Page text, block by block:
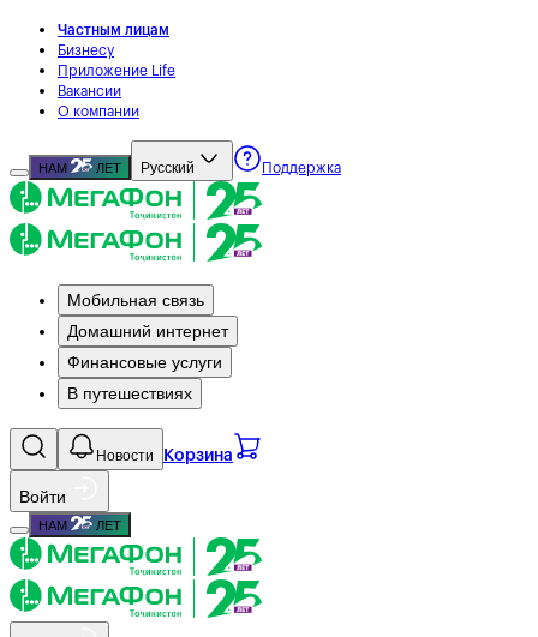
Частным лицам
Бизнесу
Приложение Life
Вакансии
О компании
НАМ ЛЕТ Русский Поддержка
Мобильная связь
Домашний интернет
Финансовые услуги
В путешествиях
Новости Корзина
Войти
НАМ ЛЕТ